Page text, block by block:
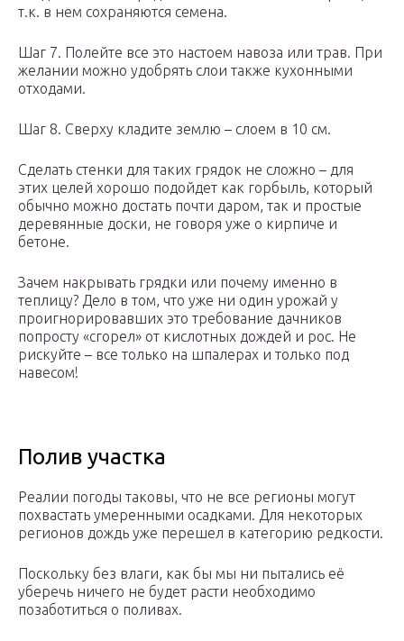
т.к. в нем сохраняются семена.
Шаг 7. Полейте все это настоем навоза или трав. При
желании можно удобрять слои также кухонными
отходами.
Шаг 8. Сверху кладите землю – слоем в 10 см.
Сделать стенки для таких грядок не сложно – для
этих целей хорошо подойдет как горбыль, который
обычно можно достать почти даром, так и простые
деревянные доски, не говоря уже о кирпиче и
бетоне.
Зачем накрывать грядки или почему именно в
теплицу? Дело в том, что уже ни один урожай у
проигнорировавших это требование дачников
попросту «сгорел» от кислотных дождей и рос. Не
рискуйте – все только на шпалерах и только под
навесом!
Полив участка
Реалии погоды таковы, что не все регионы могут
похвастать умеренными осадками. Для некоторых
регионов дождь уже перешел в категорию редкости.
Поскольку без влаги, как бы мы ни пытались её
уберечь ничего не будет расти необходимо
позаботиться о поливах.